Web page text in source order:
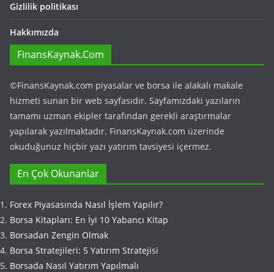
Gizlilik politikası
Hakkımızda
FinansKaynak.Com
©FinansKaynak.com piyasalar ve borsa ile alakalı makale
hizmeti sunan bir web sayfasıdır. Sayfamızdaki yazıların
tamamı uzman ekipler tarafından gerekli araştırmalar
yapılarak yazılmaktadır. FinansKaynak.com üzerinde
okuduğunuz hiçbir yazı yatırım tavsiyesi içermez.
En Çok Okunanlar
Forex Piyasasında Nasıl İşlem Yapılır?
Borsa Kitapları: En İyi 10 Yabancı Kitap
Borsadan Zengin Olmak
Borsa Stratejileri: 5 Yatırım Stratejisi
Borsada Nasıl Yatırım Yapılmalı